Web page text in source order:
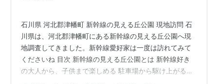
石川県 河北郡津幡町 新幹線の見える丘公園 現地訪問 石
川県は、河北郡津幡町にある新幹線の見える丘公園へ現
地調査してきました。新幹線愛好家は一度は訪れてみて
くださいね 目次 新幹線の見える丘公園とは 新幹線好き
の大人から、子供まで楽しめる 駐車場から駆け上がるわ